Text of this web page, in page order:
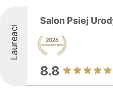
Laureaci
Salon Psiej
8.8